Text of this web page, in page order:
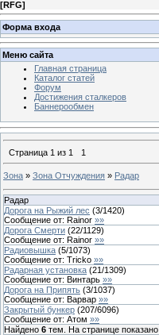
[RFG]
Форма входа
Меню сайта
Главная страница
Каталог статей
Форум
Достижения сталкеров
Баннерообмен
Страница 1 из 1 1
Зона » Зона Отчуждения » Радар
Радар
Дорога на Рыжий лес (3/1420)
Сообщение от: Rainor »»
Дорога Смерти (22/1129)
Сообщение от: Rainor »»
Радиовышка (5/1073)
Сообщение от: Tricko »»
Радарная установка (21/1309)
Сообщение от: Винтарь »»
Дорога на Припять (3/1037)
Сообщение от: Варвар »»
Закрытый бункер (207/6096)
Сообщение от: Атом »»
Найдено 6 тем. На странице показано